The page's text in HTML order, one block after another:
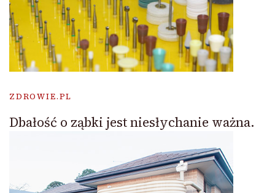
ZDROWIE.PL
Dbałość o ząbki jest niesłychanie ważna.